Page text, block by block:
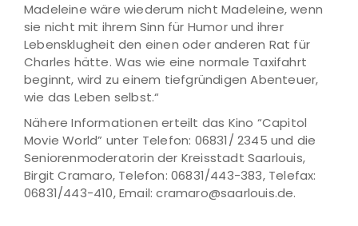
Madeleine wäre wiederum nicht Madeleine, wenn
sie nicht mit ihrem Sinn für Humor und ihrer
Lebensklugheit den einen oder anderen Rat für
Charles hätte. Was wie eine normale Taxifahrt
beginnt, wird zu einem tiefgründigen Abenteuer,
wie das Leben selbst.“
Nähere Informationen erteilt das Kino “Capitol
Movie World” unter Telefon: 06831/ 2345 und die
Seniorenmoderatorin der Kreisstadt Saarlouis,
Birgit Cramaro, Telefon: 06831/443-383, Telefax:
06831/443-410, Email: cramaro@saarlouis.de.